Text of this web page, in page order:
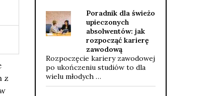
z
Poradnik dla świeżo
upieczonych
absolwentów: jak
rozpocząć karierę
zawodową
Rozpoczęcie kariery zawodowej
po ukończeniu studiów to dla
wielu młodych …